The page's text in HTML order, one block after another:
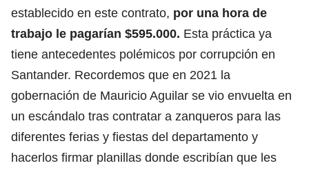
establecido en este contrato, por una hora de
trabajo le pagarían $595.000. Esta práctica ya
tiene antecedentes polémicos por corrupción en
Santander. Recordemos que en 2021 la
gobernación de Mauricio Aguilar se vio envuelta en
un escándalo tras contratar a zanqueros para las
diferentes ferias y fiestas del departamento y
hacerlos firmar planillas donde escribían que les